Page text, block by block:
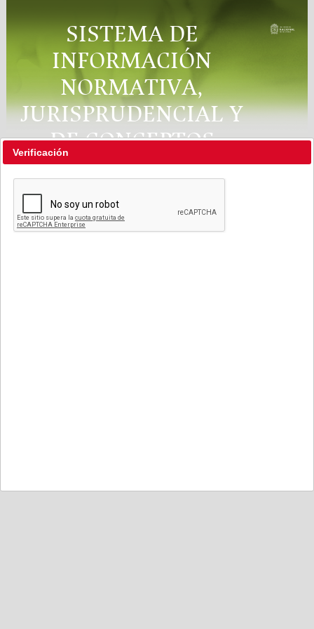
SISTEMA DE
INFORMACIÓN
NORMATIVA,
JURISPRUDENCIAL Y
DE CONCEPTOS
"RÉGIMEN LEGAL"
Verificación